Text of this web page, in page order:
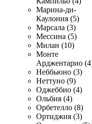
Марина-ди-
Каулония (5)
Марсала (3)
Мессина (5)
Милан (10)
Монте
Арджентарио
Неббьюно (3)
Неттуно (9)
Оджеббио (4)
Ольбия (4)
Орбетелло (8)
Ортиджия (3)